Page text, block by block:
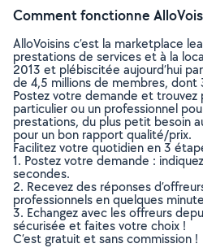
Comment fonctionne
AlloVoisins c’est la marketplace
prestations de services et à la
2013 et plébiscitée aujourd’hui
de 4,5 millions de membres,
Postez votre demande et trouvez
particulier ou un professionnel
prestations, du plus petit besoin
pour un bon rapport qualité/prix.
Facilitez votre quotidien en 3
1. Postez votre demande :
secondes.
2. Recevez des réponses
professionnels en quelques
3. Echangez avec les offreurs
sécurisée et faites votre choix !
C’est gratuit et sans commission !